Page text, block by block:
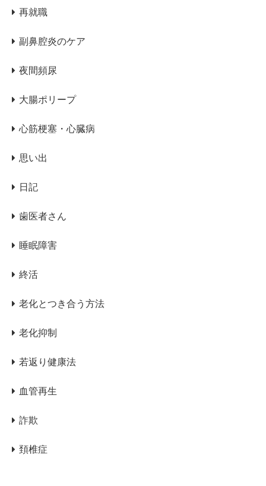
再就職
副鼻腔炎のケア
夜間頻尿
大腸ポリープ
心筋梗塞・心臓病
思い出
日記
歯医者さん
睡眠障害
終活
老化とつき合う方法
老化抑制
若返り健康法
血管再生
詐欺
頚椎症